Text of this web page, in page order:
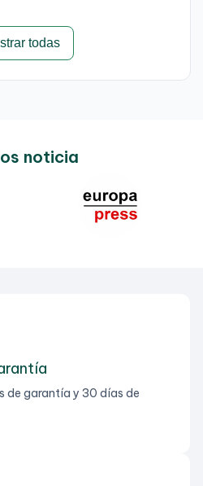
todas
noticia
de garantía y 30 días de